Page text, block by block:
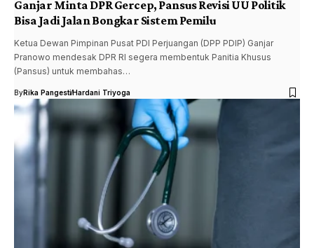
Ganjar Minta DPR Gercep, Pansus Revisi UU Politik
Bisa Jadi Jalan Bongkar Sistem Pemilu
Ketua Dewan Pimpinan Pusat PDI Perjuangan (DPP PDIP) Ganjar
Pranowo mendesak DPR RI segera membentuk Panitia Khusus
(Pansus) untuk membahas…
ByRika PangestiHardani Triyoga